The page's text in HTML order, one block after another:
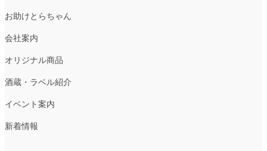
お助けとらちゃん
会社案内
オリジナル商品
酒蔵・ラベル紹介
イベント案内
新着情報